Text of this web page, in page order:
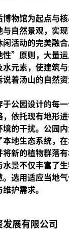
物馆为起点与
自然景观，实
活动的完美融
性”原则，大量
元素，使建筑
着汤山的自然资
公园设计的每
依托现有地形
的干扰。公园
地生态系统，
新的植物群落
景不仅丰富了
选用适应当地
护需求。
展有限公司